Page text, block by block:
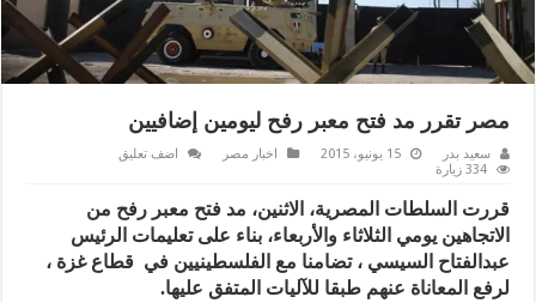
مصر تقرر مد فتح معبر رفح ليومين إضافيين
سعيد بدر 15 يونيو، 2015 اخبار مصر
اضف تعليق
334 زيارة
قررت السلطات المصرية، الاثنين، مد فتح معبر رفح من
الاتجاهين يومي الثلاثاء والأربعاء، بناء على تعليمات الرئيس
عبدالفتاح السيسي ، تضامنا مع الفلسطينيين في قطاع غزة ،
لرفع المعاناة عنهم طبقا للآليات المتفق عليها.